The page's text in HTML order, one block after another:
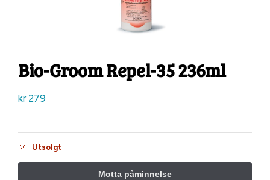
Bio-Groom Repel-35 236ml
kr279
Utsolgt